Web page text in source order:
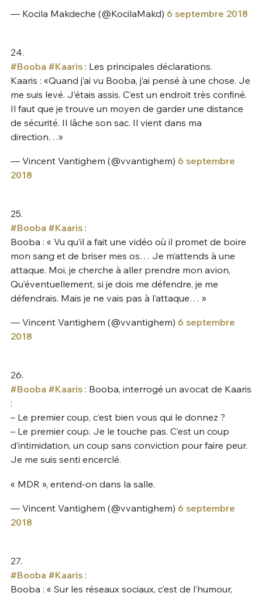
— Kocila Makdeche (@KocilaMakd) 6 septembre 2018
24.
#Booba #Kaaris: Les principales déclarations.
Kaaris : «Quand j’ai vu Booba, j’ai pensé à une chose. Je
me suis levé. J’étais assis. C’est un endroit très confiné.
Il faut que je trouve un moyen de garder une distance
de sécurité. Il lâche son sac. Il vient dans ma
direction…»
— Vincent Vantighem (@vvantighem) 6 septembre
2018
25.
#Booba #Kaaris:
Booba : « Vu qu’il a fait une vidéo où il promet de boire
mon sang et de briser mes os… Je m’attends à une
attaque. Moi, je cherche à aller prendre mon avion,
Qu’éventuellement, si je dois me défendre, je me
défendrais. Mais je ne vais pas à l’attaque… »
— Vincent Vantighem (@vvantighem) 6 septembre
2018
26.
#Booba #Kaaris: Booba, interrogé un avocat de Kaaris
:
– Le premier coup, c’est bien vous qui le donnez ?
– Le premier coup. Je le touche pas. C’est un coup
d’intimidation, un coup sans conviction pour faire peur.
Je me suis senti encerclé.
« MDR », entend-on dans la salle.
— Vincent Vantighem (@vvantighem) 6 septembre
2018
27.
#Booba #Kaaris:
Booba : « Sur les réseaux sociaux, c’est de l’humour,